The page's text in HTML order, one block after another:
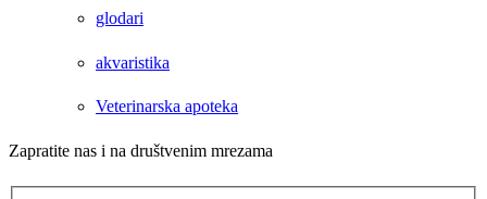
glodari
akvaristika
Veterinarska apoteka
Zapratite nas i na društvenim mrezama
Facebook
Instagram